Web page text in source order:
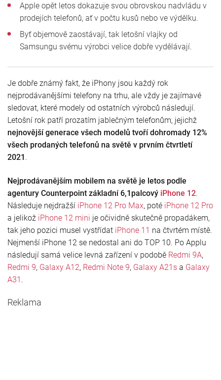
Apple opět letos dokazuje svou obrovskou nadvládu v
prodejích telefonů, ať v počtu kusů nebo ve výdělku.
Byť objemově zaostávají, tak letošní vlajky od
Samsungu svému výrobci velice dobře vydělávají.
Je dobře známý fakt, že iPhony jsou každý rok
nejprodávanějšími telefony na trhu, ale vždy je zajímavé
sledovat, které modely od ostatních výrobců následují.
Letošní rok patří prozatím jablečným telefonům, jejichž
nejnovější generace všech modelů tvoří dohromady 12%
všech prodaných telefonů na světě v prvním čtvrtletí
2021 .
Nejprodávanějším mobilem na světě je letos podle
agentury Counterpoint základní 6,1palcový iPhone 12.
Následuje nejdražší iPhone 12 Pro Max, poté iPhone 12 Pro
a jelikož iPhone 12 mini je očividně skutečně propadákem,
tak jeho pozici musel vystřídat iPhone 11 na čtvrtém místě.
Nejmenší iPhone 12 se nedostal ani do TOP 10. Po Applu
následují samá velice levná zařízení v podobě Redmi 9A,
Redmi 9, Galaxy A12, Redmi Note 9, Galaxy A21s a Galaxy
A31 .
Reklama